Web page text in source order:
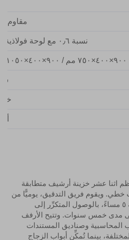
مقاوم
نسبة ٠٫٦ مع لوحة فولاذية مُدرَّجة على البارد بسماكة ٠٫٥ مم
٩٠٠×٤٠٠×٧٥٠ مم / ٩٠٠×٤٠٠×١٠٥٠ مم / ٩٠٠×٤٠٠×١٨٥٠ مم / ٩٠٠×٤٠٠×٣٩٠ مم
اثنا عشر خزينة أرشيف متطابقة
ويقوم فريق التدقيق، يوميًّا من
الساعة ٩ صباحًا حتى الساعة ٥ مساءً، بالوصول المتكرِّر إلى
مدى خمس سنوات. وتتيح الأرفف
المحاسبية وصناديق المستندات
بينما تُمكِّن أبواب الزجاج